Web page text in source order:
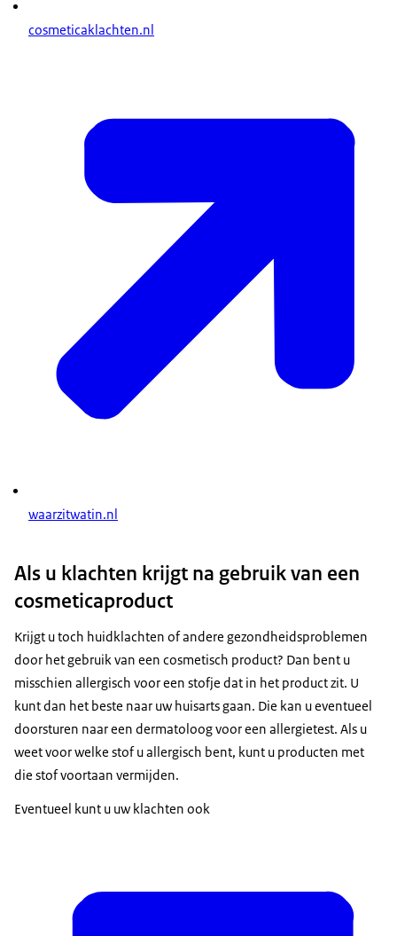
cosmeticaklachten.nl
waarzitwatin.nl
Als u klachten krijgt na gebruik van een
cosmeticaproduct
Krijgt u toch huidklachten of andere gezondheidsproblemen
door het gebruik van een cosmetisch product? Dan bent u
misschien allergisch voor een stofje dat in het product zit. U
kunt dan het beste naar uw huisarts gaan. Die kan u eventueel
doorsturen naar een dermatoloog voor een allergietest. Als u
weet voor welke stof u allergisch bent, kunt u producten met
die stof voortaan vermijden.
Eventueel kunt u uw klachten ook